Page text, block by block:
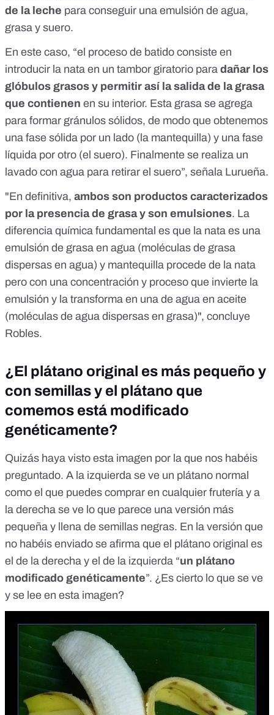
de la leche para conseguir una emulsión de agua,
grasa y suero.
En este caso, “el proceso de batido consiste en
introducir la nata en un tambor giratorio para dañar los
glóbulos grasos y permitir así la salida de la grasa
que contienen en su interior. Esta grasa se agrega
para formar gránulos sólidos, de modo que obtenemos
una fase sólida por un lado (la mantequilla) y una fase
líquida por otro (el suero). Finalmente se realiza un
lavado con agua para retirar el suero”, señala Lurueña.
"En definitiva, ambos son productos caracterizados
por la presencia de grasa y son emulsiones. La
diferencia química fundamental es que la nata es una
emulsión de grasa en agua (moléculas de grasa
dispersas en agua) y mantequilla procede de la nata
pero con una concentración y proceso que invierte la
emulsión y la transforma en una de agua en aceite
(moléculas de agua dispersas en grasa)", concluye
Robles.
¿El plátano original es más pequeño y
con semillas y el plátano que
comemos está modificado
genéticamente?
Quizás haya visto esta imagen por la que nos habéis
preguntado. A la izquierda se ve un plátano normal
como el que puedes comprar en cualquier frutería y a
la derecha se ve lo que parece una versión más
pequeña y llena de semillas negras. En la versión que
no habéis enviado se afirma que el plátano original es
el de la derecha y el de la izquierda “un plátano
modificado genéticamente”. ¿Es cierto lo que se ve
y se lee en esta imagen?